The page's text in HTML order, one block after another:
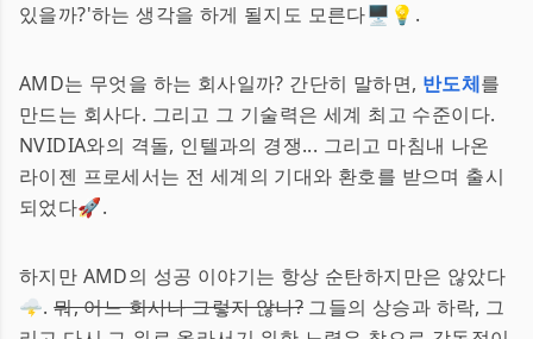
있을까?'하는 생각을 하게 될지도 모른다🖥️💡.
AMD는 무엇을 하는 회사일까? 간단히 말하면, 반도체를
만드는 회사다. 그리고 그 기술력은 세계 최고 수준이다.
NVIDIA와의 격돌, 인텔과의 경쟁... 그리고 마침내 나온
라이젠 프로세서는 전 세계의 기대와 환호를 받으며 출시
되었다🚀.
하지만 AMD의 성공 이야기는 항상 순탄하지만은 않았다
🌩️.뭐, 어느 회사나 그렇지 않나? 그들의 상승과 하락, 그